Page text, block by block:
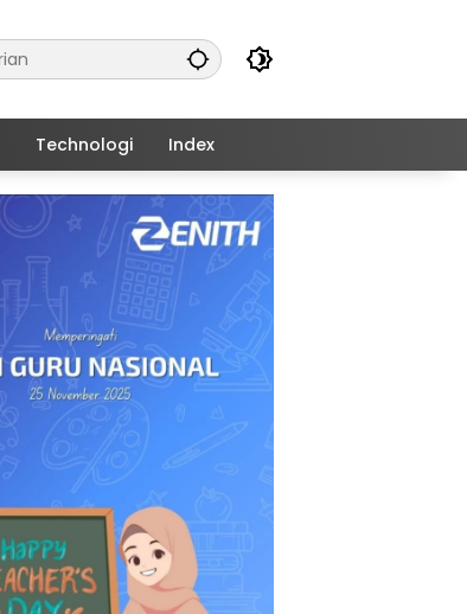
Technologi Index